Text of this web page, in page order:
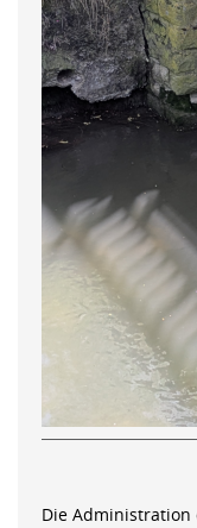
Die Administration